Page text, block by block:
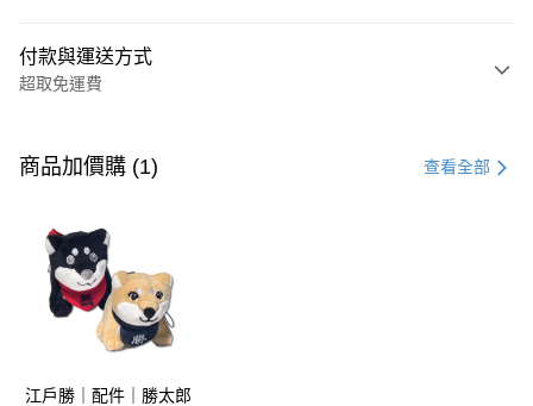
付款與運送方式
超取免運費
信用卡一次付款
LINE Pay
AFTEE先享後付
【關於「AFTEE先享後付」】
便利好安心！
商品加價購 (1) 查看全部
江戶勝｜配件｜勝太郎